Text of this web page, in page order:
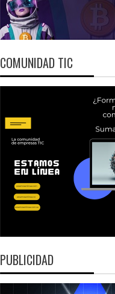
COMUNIDAD TIC
PUBLICIDAD